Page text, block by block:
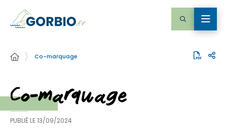
Co-marquage
Co-marquage
PUBLIÉ LE13/09/2024